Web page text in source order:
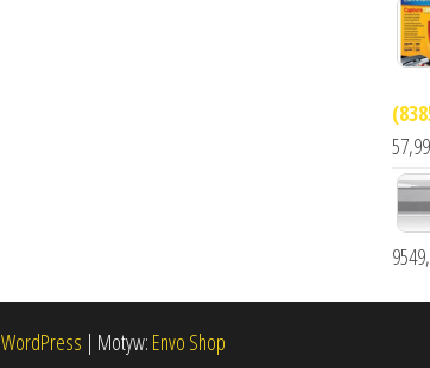
57,99
WordPress | Motyw: Envo Shop